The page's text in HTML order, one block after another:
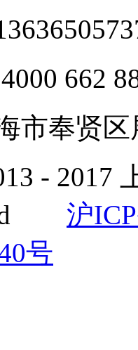
662
市奉贤区
- 2017
沪
号